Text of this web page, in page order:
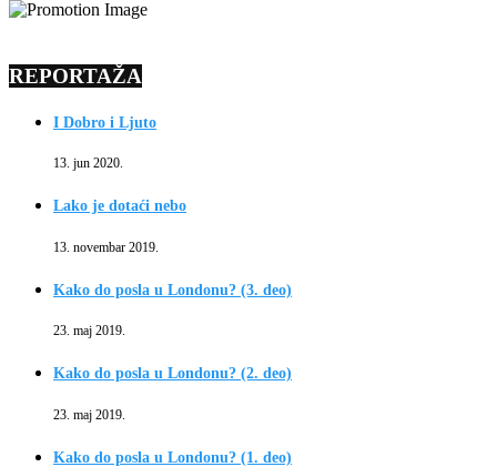
REPORTAŽA
I Dobro i Ljuto
13. jun 2020.
Lako je dotaći nebo
13. novembar 2019.
Kako do posla u Londonu? (3. deo)
23. maj 2019.
Kako do posla u Londonu? (2. deo)
23. maj 2019.
Kako do posla u Londonu? (1. deo)